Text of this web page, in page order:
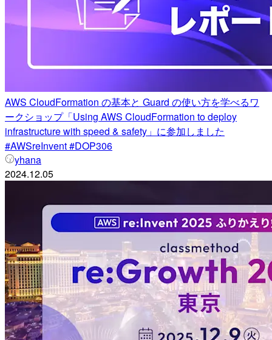
AWS CloudFormation の基本と Guard の使い方を学べるワ
ークショップ「Using AWS CloudFormation to deploy
infrastructure with speed & safety」に参加しました
#AWSreInvent #DOP306
yhana
2024.12.05